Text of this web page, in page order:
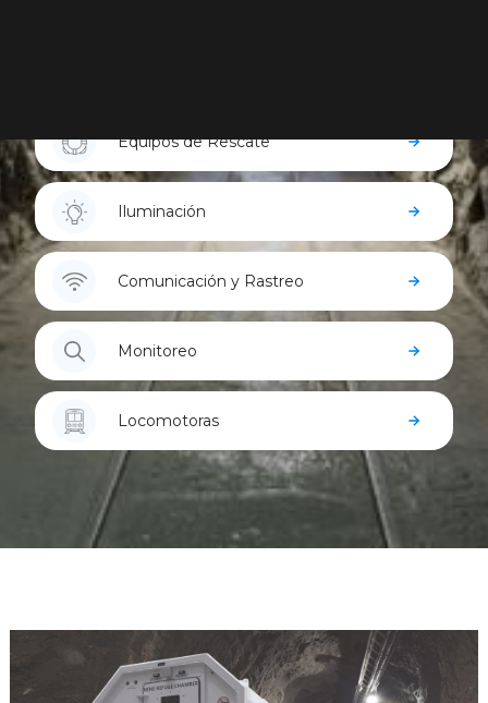
Equipos de Rescate
Iluminación
Comunicación y Rastreo
Monitoreo
Locomotoras